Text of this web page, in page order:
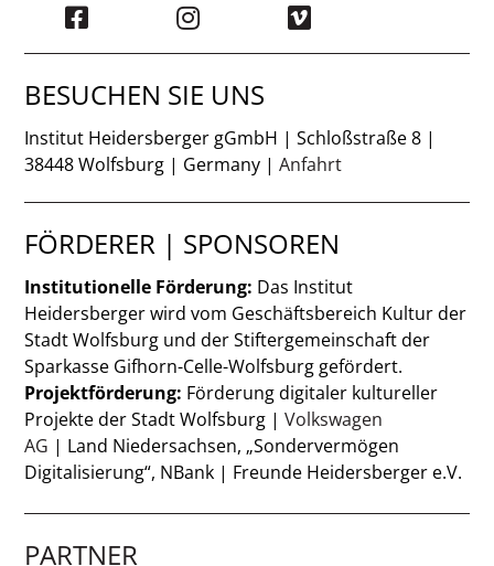
BESUCHEN SIE UNS
Institut Heidersberger gGmbH | Schloßstraße 8 |
38448 Wolfsburg | Germany |Anfahrt
FÖRDERER | SPONSOREN
Institutionelle Förderung: Das Institut
Heidersberger wird vom Geschäftsbereich Kultur der
Stadt Wolfsburg und der Stiftergemeinschaft der
Sparkasse Gifhorn-Celle-Wolfsburg gefördert.
Projektförderung: Förderung digitaler kultureller
Projekte der Stadt Wolfsburg |Volkswagen
AG | Land Niedersachsen, „Sondervermögen
Digitalisierung“, NBank | Freunde Heidersberger e.V.
PARTNER